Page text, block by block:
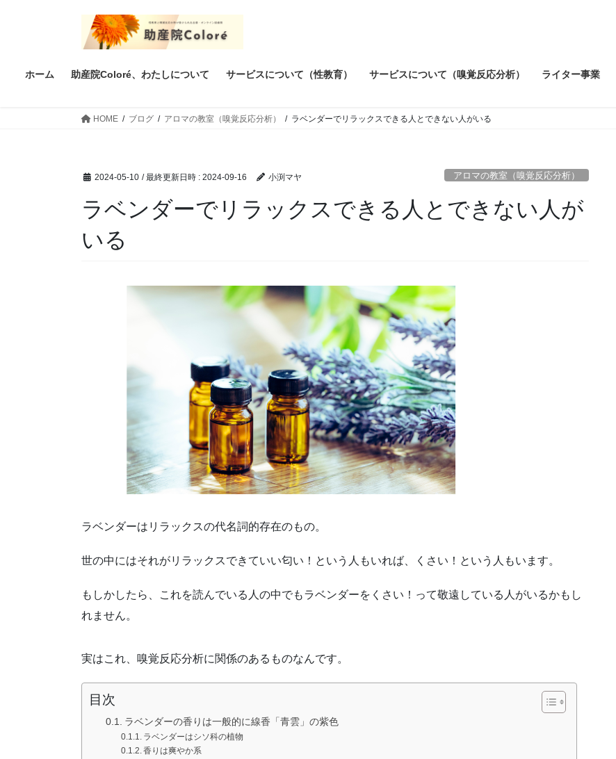
ホーム 助産院Coloré、わたしについて サービスについて（性教育） サービスについて（嗅覚反応分析） ライター事業
HOME ブログ アロマの教室（嗅覚反応分析） ラベンダーでリラックスできる人とできない人がいる
2024-05-10 / 最終更新日時 : 2024-09-16 小渕マヤ アロマの教室（嗅覚反応分析）
ラベンダーでリラックスできる人とできない人が
いる
ラベンダーはリラックスの代名詞的存在のもの。
世の中にはそれがリラックスできていい匂い！という人もいれば、くさい！という人もいます。
もしかしたら、これを読んでいる人の中でもラベンダーをくさい！って敬遠している人がいるかもし
れません。
実はこれ、嗅覚反応分析に関係のあるものなんです。
目次
ラベンダーの香りは一般的に線香「青雲」の紫色
ラベンダーはシソ科の植物
香りは爽やか系